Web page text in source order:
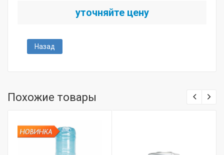
уточняйте цену
Назад
Похожие товары